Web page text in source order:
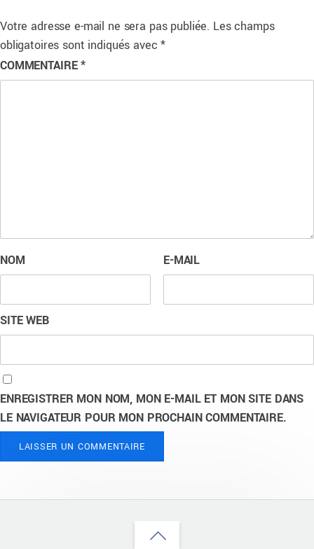
Votre adresse e-mail ne sera pas publiée. Les champs
obligatoires sont indiqués avec*
COMMENTAIRE*
NOM E-MAIL
SITE WEB
ENREGISTRER MON NOM, MON E-MAIL ET MON SITE DANS
LE NAVIGATEUR POUR MON PROCHAIN COMMENTAIRE.
Back